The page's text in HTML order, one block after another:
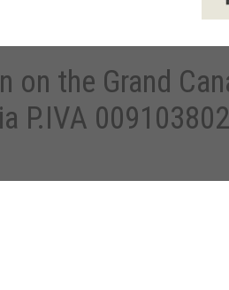
on the Grand
P.IVA